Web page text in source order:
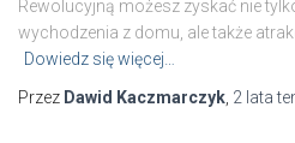
Rewolucyjną możesz zyskać nie
wychodzenia z domu, ale także
Dowiedz się więcej…
Przez Dawid Kaczmarczyk 2 lata